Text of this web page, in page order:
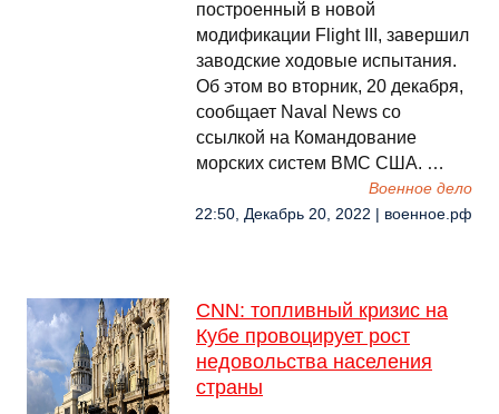
построенный в новой
модификации Flight III, завершил
заводские ходовые испытания.
Об этом во вторник, 20 декабря,
сообщает Naval News со
ссылкой на Командование
морских систем ВМС США. …
Военное дело
22:50, Декабрь 20, 2022 | военное.рф
CNN: топливный кризис на
Кубе провоцирует рост
недовольства населения
страны